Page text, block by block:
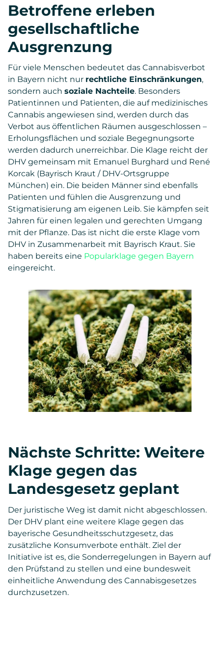
Betroffene erleben
gesellschaftliche
Ausgrenzung
Für viele Menschen bedeutet das Cannabisverbot
in Bayern nicht nur rechtliche Einschränkungen,
sondern auch soziale Nachteile. Besonders
Patientinnen und Patienten, die auf medizinisches
Cannabis angewiesen sind, werden durch das
Verbot aus öffentlichen Räumen ausgeschlossen –
Erholungsflächen und soziale Begegnungsorte
werden dadurch unerreichbar. Die Klage reicht der
DHV gemeinsam mit Emanuel Burghard und René
Korcak (Bayrisch Kraut / DHV-Ortsgruppe
München) ein. Die beiden Männer sind ebenfalls
Patienten und fühlen die Ausgrenzung und
Stigmatisierung am eigenen Leib. Sie kämpfen seit
Jahren für einen legalen und gerechten Umgang
mit der Pflanze. Das ist nicht die erste Klage vom
DHV in Zusammenarbeit mit Bayrisch Kraut. Sie
haben bereits eine Popularklage gegen Bayern
eingereicht.
Nächste Schritte: Weitere
Klage gegen das
Landesgesetz geplant
Der juristische Weg ist damit nicht abgeschlossen.
Der DHV plant eine weitere Klage gegen das
bayerische Gesundheitsschutzgesetz, das
zusätzliche Konsumverbote enthält. Ziel der
Initiative ist es, die Sonderregelungen in Bayern auf
den Prüfstand zu stellen und eine bundesweit
einheitliche Anwendung des Cannabisgesetzes
durchzusetzen.